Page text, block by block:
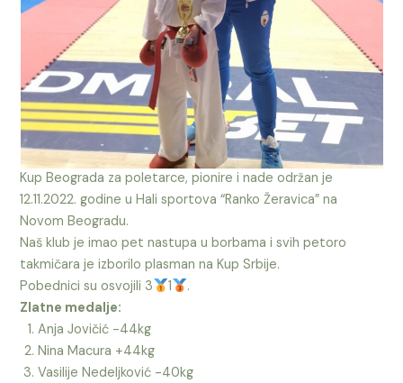
Kup Beograda za poletarce, pionire i nade održan je
12.11.2022. godine u Hali sportova “Ranko Žeravica” na
Novom Beogradu.
Naš klub je imao pet nastupa u borbama i svih petoro
takmičara je izborilo plasman na Kup Srbije.
Pobednici su osvojili 3
1
.
Zlatne medalje:
Anja Jovičić -44kg
Nina Macura +44kg
Vasilije Nedeljković -40kg